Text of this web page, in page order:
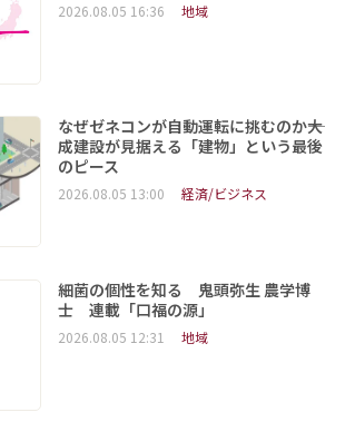
2026.08.05 16:36 地域
なぜゼネコンが自動運転に挑むのか――大
成建設が見据える「建物」という最後
のピース
2026.08.05 13:00 経済/ビジネス
細菌の個性を知る 鬼頭弥生 農学博
士 連載「口福の源」
2026.08.05 12:31 地域